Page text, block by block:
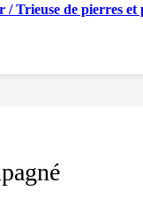
/ Trieuse de pierres et